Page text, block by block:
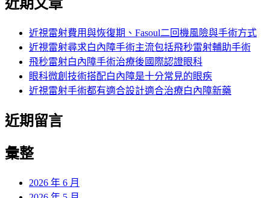
近期文章
近視雷射費用與恢復期、Fasoul二回機風險與手術方式
近視雷射尋求白內障手術主流包括飛秒雷射輔助手術
飛秒雷射白內障手術治療後國際認證眼科
眼科微創技術搭配白內障是十分常見的眼疾
近視雷射手術都有適合設計適合治療白內障新藥
近期留言
彙整
2026 年 6 月